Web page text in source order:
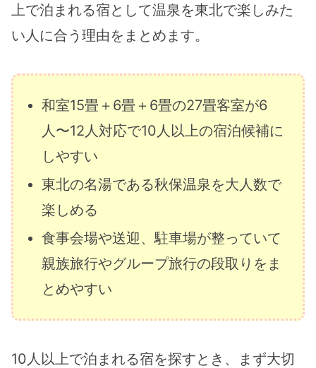
上で泊まれる宿として温泉を東北で楽しみた
い人に合う理由をまとめます。
和室15畳＋6畳＋6畳の27畳客室が6
人〜12人対応で10人以上の宿泊候補に
しやすい
東北の名湯である秋保温泉を大人数で
楽しめる
食事会場や送迎、駐車場が整っていて
親族旅行やグループ旅行の段取りをま
とめやすい
10人以上で泊まれる宿を探すとき、まず大切